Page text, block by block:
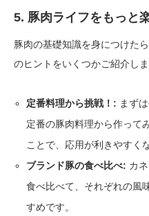
5. 豚肉ライフをもっと
豚肉の基礎知識を身につけた
のヒントをいくつかご紹介しま
定番料理から挑戦！: まず
定番の豚肉料理から作って
ことで、応用が利きやすく
ブランド豚の食べ比べ: カ
食べ比べて、それぞれの風
すめです。